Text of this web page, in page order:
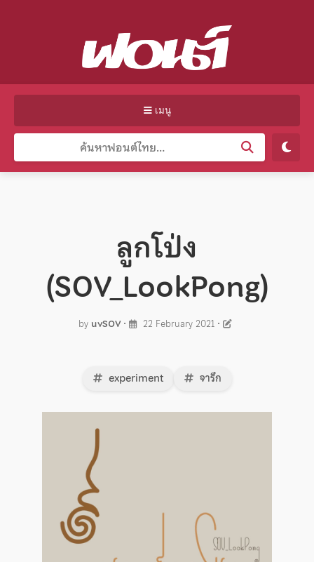
เมนู
ลูกโป่ง
(SOV_LookPong)
by uvSOV • 22 February 2021 •
experiment จารึก